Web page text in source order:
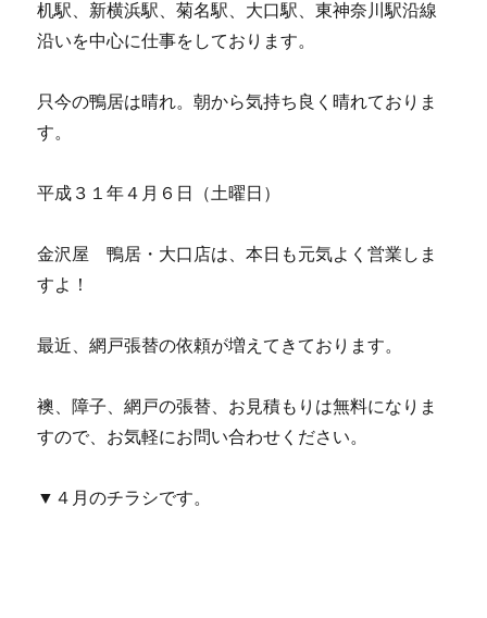
机駅、新横浜駅、菊名駅、大口駅、東神奈川駅沿線
沿いを中心に仕事をしております。
只今の鴨居は晴れ。朝から気持ち良く晴れておりま
す。
平成３１年４月６日（土曜日）
金沢屋 鴨居・大口店は、本日も元気よく営業しま
すよ！
最近、網戸張替の依頼が増えてきております。
襖、障子、網戸の張替、お見積もりは無料になりま
すので、お気軽にお問い合わせください。
▼４月のチラシです。